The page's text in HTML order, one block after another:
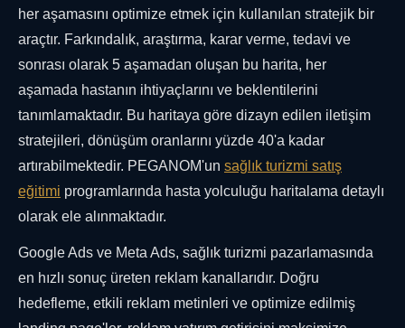
her aşamasını optimize etmek için kullanılan stratejik bir
araçtır. Farkındalık, araştırma, karar verme, tedavi ve
sonrası olarak 5 aşamadan oluşan bu harita, her
aşamada hastanın ihtiyaçlarını ve beklentilerini
tanımlamaktadır. Bu haritaya göre dizayn edilen iletişim
stratejileri, dönüşüm oranlarını yüzde 40'a kadar
artırabilmektedir. PEGANOM'un sağlık turizmi satış
eğitimi programlarında hasta yolculuğu haritalama detaylı
olarak ele alınmaktadır.
Google Ads ve Meta Ads, sağlık turizmi pazarlamasında
en hızlı sonuç üreten reklam kanallarıdır. Doğru
hedefleme, etkili reklam metinleri ve optimize edilmiş